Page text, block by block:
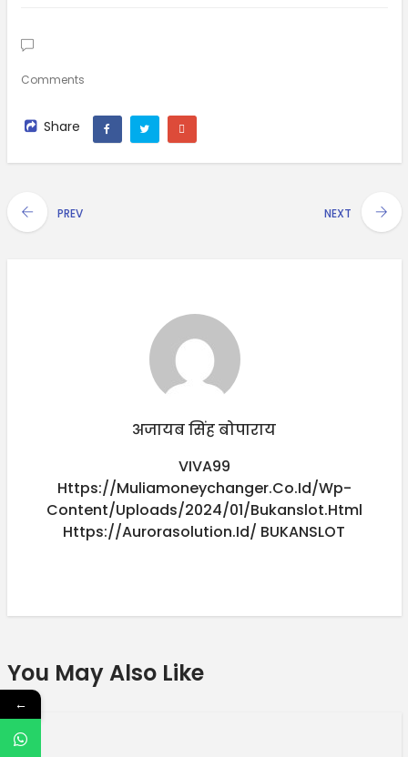
Comments
Share
PREV NEXT
अजायब सिंह बोपाराय
VIVA99
Https://muliamoneychanger.co.id/wp-
Content/uploads/2024/01/bukanslot.html
Https://aurorasolution.id/ BUKANSLOT
You May Also Like
←